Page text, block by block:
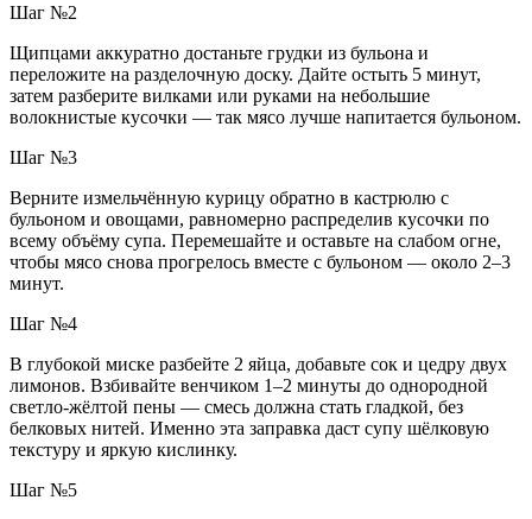
Шаг №2
Щипцами аккуратно достаньте грудки из бульона и
переложите на разделочную доску. Дайте остыть 5 минут,
затем разберите вилками или руками на небольшие
волокнистые кусочки — так мясо лучше напитается бульоном.
Шаг №3
Верните измельчённую курицу обратно в кастрюлю с
бульоном и овощами, равномерно распределив кусочки по
всему объёму супа. Перемешайте и оставьте на слабом огне,
чтобы мясо снова прогрелось вместе с бульоном — около 2–3
минут.
Шаг №4
В глубокой миске разбейте 2 яйца, добавьте сок и цедру двух
лимонов. Взбивайте венчиком 1–2 минуты до однородной
светло-жёлтой пены — смесь должна стать гладкой, без
белковых нитей. Именно эта заправка даст супу шёлковую
текстуру и яркую кислинку.
Шаг №5